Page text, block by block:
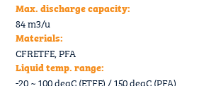
Max. discharge capacity:
84 m3/u
Materials:
CFRETFE, PFA
Liquid temp. range:
-20 ~ 100 degC (ETFE) / 150 degC (PFA)